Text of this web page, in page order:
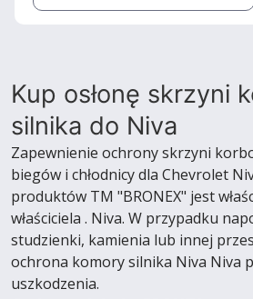
Kup osłonę skrzyni
silnika do Niva
Zapewnienie ochrony skrzyni
biegów i chłodnicy dla Chevrolet
produktów TM "BRONEX" jest
właściciela . Niva. W przypadku
studzienki, kamienia lub innej
ochrona komory silnika Niva Niva
uszkodzenia.